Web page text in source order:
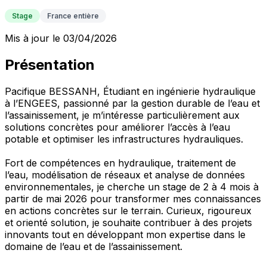
Stage France entière
Mis à jour le 03/04/2026
Présentation
Pacifique BESSANH, Étudiant en ingénierie hydraulique
à l’ENGEES, passionné par la gestion durable de l’eau et
l’assainissement, je m’intéresse particulièrement aux
solutions concrètes pour améliorer l’accès à l’eau
potable et optimiser les infrastructures hydrauliques.
Fort de compétences en hydraulique, traitement de
l’eau, modélisation de réseaux et analyse de données
environnementales, je cherche un stage de 2 à 4 mois à
partir de mai 2026 pour transformer mes connaissances
en actions concrètes sur le terrain. Curieux, rigoureux
et orienté solution, je souhaite contribuer à des projets
innovants tout en développant mon expertise dans le
domaine de l’eau et de l’assainissement.